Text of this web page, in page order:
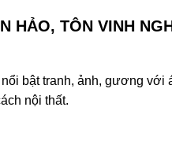
HẢO, TÔN VINH
bật tranh, ảnh, gương với
nội thất.